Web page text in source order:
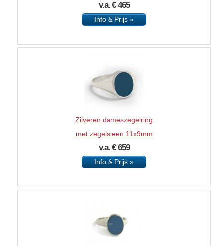
v.a. € 465
Info & Prijs »
Zilveren dameszegelring
met zegelsteen 11x9mm
v.a. € 659
Info & Prijs »